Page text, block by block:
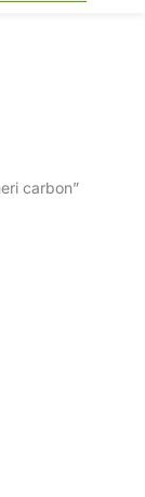
carbon”